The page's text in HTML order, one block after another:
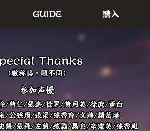
GUIDE 購入